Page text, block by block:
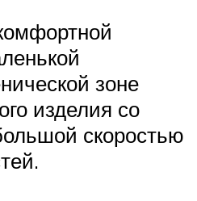
зоне
изделия со
скоростью